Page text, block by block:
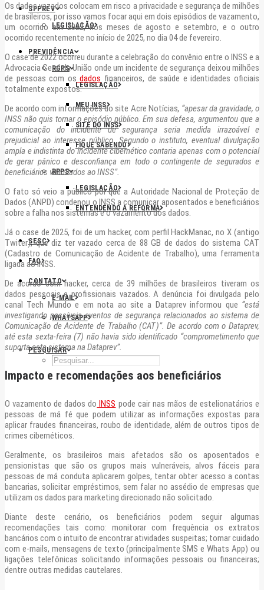
SPPREV
LEGISLAÇÃO
PREVIDÊNCIA
RGPS
LEGISLAÇÃO
MEU INSS
SITE DO INSS
FIQUE SABENDO
RPPS
LEGISLAÇÃO
ENTENDENDO A REFORMA
SESC
FAQ
CONTATO
E-MAIL
WHATSAPP
PESQUISAR
Os dados vazados colocam em risco a privacidade e segurança de milhões
de brasileiros, por isso vamos focar aqui em dois episódios de vazamento,
um ocorrido em 2022, nos meses de agosto e setembro, e o outro
ocorrido recentemente no início de 2025, no dia 04 de fevereiro.
O case de 2022 ocorreu durante a celebração do convênio entre o INSS e a
Advocacia Geral da União onde um incidente de segurança deixou milhões
de pessoas com os dados financeiros, de saúde e identidades oficiais
totalmente expostos.
De acordo com informações do site Acre Notícias, “apesar da gravidade, o
INSS não quis tornar o episódio público. Em sua defesa, argumentou que a
comunicação do incidente de segurança seria medida irrazoável e
prejudicial ao interesse público. Segundo o instituto, eventual divulgação
ampla e indistinta do incidente cibernético contaria apenas com o potencial
de gerar pânico e desconfiança em todo o contingente de segurados e
beneficiários vinculados ao INSS”.
O fato só veio a público por que a Autoridade Nacional de Proteção de
Dados (ANPD) condenou o INSS a comunicar aposentados e beneficiários
sobre a falha nos sistemas e o vazamento dos dados.
Já o case de 2025, foi de um hacker, com perfil HackManac, no X (antigo
Twiter), que diz ter vazado cerca de 88 GB de dados do sistema CAT
(Cadastro de Comunicação de Acidente de Trabalho), uma ferramenta
ligada ao INSS.
De acordo com hacker, cerca de 39 milhões de brasileiros tiveram os
dados pessoais e profissionais vazados. A denúncia foi divulgada pelo
canal Tech Mundo e em nota ao site a Dataprev informou que “está
investigando possíveis eventos de segurança relacionados ao sistema de
Comunicação de Acidente de Trabalho (CAT)”. De acordo com o Dataprev,
até esta sexta-feira (7) não havia sido identificado “comprometimento que
suporta este sistema na Dataprev”.
Impacto e recomendações aos beneficiários
O vazamento de dados do INSS pode cair nas mãos de estelionatários e
pessoas de má fé que podem utilizar as informações expostas para
aplicar fraudes financeiras, roubo de identidade, além de outros tipos de
crimes cibernéticos.
Geralmente, os brasileiros mais afetados são os aposentados e
pensionistas que são os grupos mais vulneráveis, alvos fáceis para
pessoas de má conduta aplicarem golpes, tentar obter acesso a contas
bancarias, solicitar empréstimos, sem falar no assédio de empresas que
utilizam os dados para marketing direcionado não solicitado.
Diante deste cenário, os beneficiários podem seguir algumas
recomendações tais como: monitorar com frequência os extratos
bancários com o intuito de encontrar atividades suspeitas; tomar cuidado
com e-mails, mensagens de texto (principalmente SMS e Whats App) ou
ligações telefônicas solicitando informações pessoais ou financeiras;
dentre outras medidas cautelares.